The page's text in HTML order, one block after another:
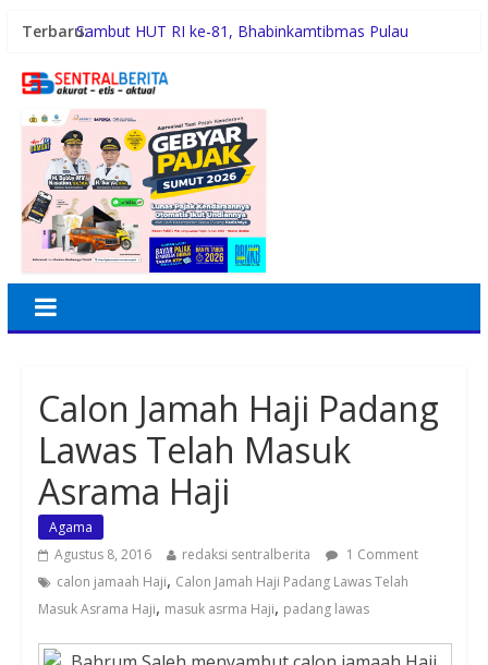
Terbaru:Sambut HUT RI ke-81, Bhabinkamtibmas Pulau
Tafoo’lo Nehe, Pelompat Batu Nias Mohon Diundang
Pemko Medan Didesak Prioritaskan Pembangunan
Jalan 2026
Dinkes Medan Didesak Lakukan Rehabilitasi Fasilitas
Puskesmas
Aipda Hery Gusnihardi Gelar Cooling System di Kuala
Silo Bestari, Ajak Warga Jaga Kamtibmas
Calon Jamah Haji Padang
Lawas Telah Masuk
Asrama Haji
Agama
Agustus 8, 2016
redaksi sentralberita
1 Comment
calon jamaah Haji, Calon Jamah Haji Padang Lawas Telah
Masuk Asrama Haji, masuk asrma Haji, padang lawas